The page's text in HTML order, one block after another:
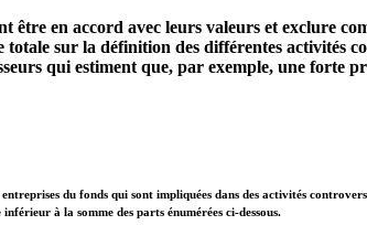
en accord avec leurs valeurs et exclure
sur la définition des différentes activités
qui estiment que, par exemple, une forte
du fonds qui sont impliquées dans des activités
à la somme des parts énumérées ci-dessous.